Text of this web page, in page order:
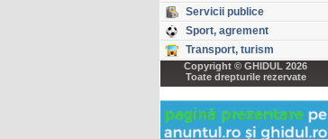
Servicii publice
Sport, agrement
Transport, turism
Copyright © GHIDUL 2026
Toate drepturile rezervate